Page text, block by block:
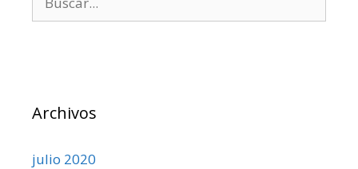
Archivos
julio 2020